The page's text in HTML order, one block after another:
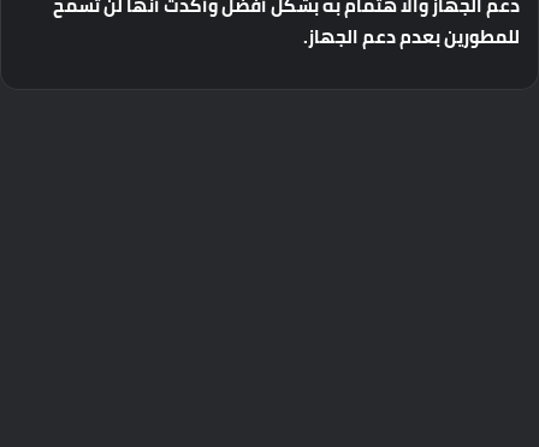
للمطورينبعدمدعمالجهاز.